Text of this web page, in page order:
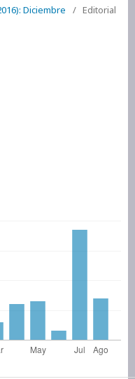
Diciembre / Editorial